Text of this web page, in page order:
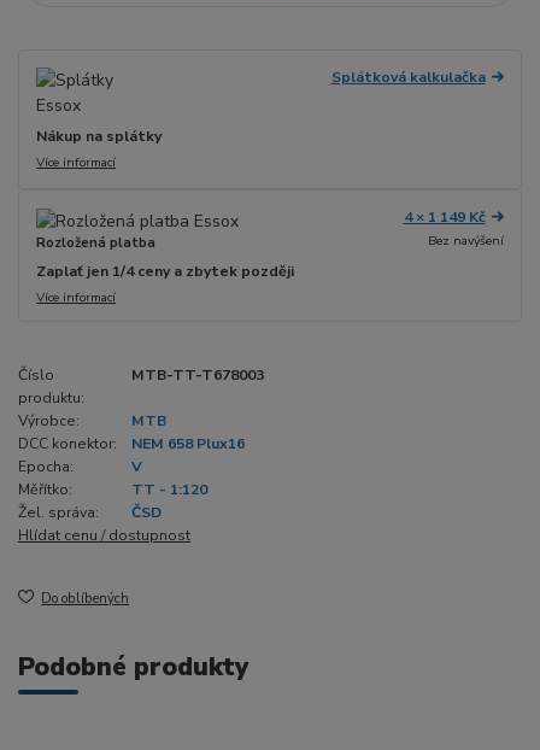
Splátková kalkulačka
Nákup na splátky
Více informací
Rozložená platba
4 × 1 149 Kč
Bez navýšení
Zaplať jen 1/4 ceny a zbytek později
Více informací
Číslo
produktu:
MTB-TT-T678003
Výrobce:
MTB
DCC konektor:
NEM 658 Plux16
Epocha:
V
Měřítko:
TT - 1:120
Žel. správa:
ČSD
Hlídat cenu / dostupnost
Do oblíbených
Podobné produkty